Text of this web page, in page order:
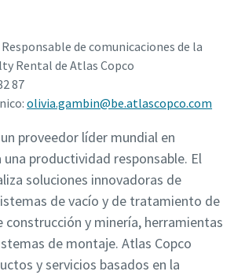
de comunicaciones de la
Rental de Atlas Copco
87
olivia.gambin@be.atlascopco.com
proveedor líder mundial en
una productividad responsable. El
soluciones innovadoras de
de vacío y de tratamiento de
construcción y minería, herramientas
de montaje. Atlas Copco
y servicios basados en la